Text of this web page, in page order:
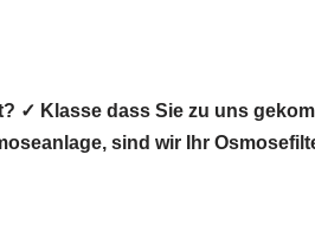
✓ Klasse dass Sie zu uns
sind wir Ihr